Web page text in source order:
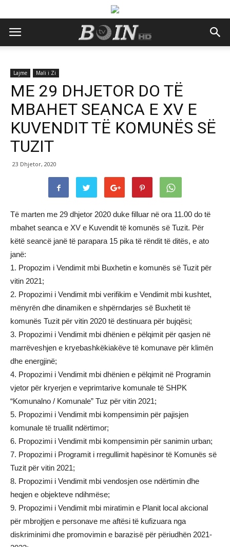
Lajme Mali i Zi
ME 29 DHJETOR DO TË
MBAHET SEANCA E XV E
KUVENDIT TË KOMUNËS SË
TUZIT
23 Dhjetor, 2020
Të marten me 29 dhjetor 2020 duke filluar në ora 11.00 do të
mbahet seanca e XV e Kuvendit të komunës së Tuzit. Për
këtë seancë janë të parapara 15 pika të rëndit të ditës, e ato
janë:
1. Propozim i Vendimit mbi Buxhetin e komunës së Tuzit për
vitin 2021;
2. Propozimi i Vendimit mbi verifikim e Vendimit mbi kushtet,
mënyrën dhe dinamiken e shpërndarjes së Buxhetit të
komunës Tuzit për vitin 2020 të destinuara për bujqësi;
3. Propozimi i Vendimit mbi dhënien e pëlqimit për qasjen në
marrëveshjen e kryebashkëkiakëve të komunave për klimën
dhe energjinë;
4. Propozimi i Vendimit mbi dhënien e pëlqimit në Programin
vjetor për kryerjen e veprimtarive komunale të SHPK
“Komunalno / Komunale” Tuz për vitin 2021;
5. Propozimi i Vendimit mbi kompensimin për pajisjen
komunale të truallit ndërtimor;
6. Propozimi i Vendimit mbi kompensimin për sanimin urban;
7. Propozimi i Programit i rregullimit hapësinor të Komunës së
Tuzit për vitin 2021;
8. Propozimi i Vendimit mbi vendosjen ose ndërtimin dhe
heqjen e objekteve ndihmëse;
9. Propozimi i Vendimit mbi miratimin e Planit local akcional
për mbrojtjen e personave me aftësi të kufizuara nga
diskriminimi dhe promovimin e barazisë për përiudhën 2021-